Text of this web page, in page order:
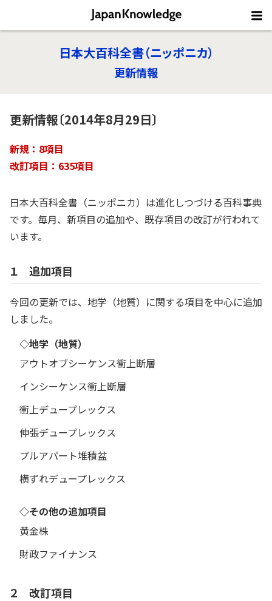
日本大百科全書（ニッポニカ）
更新情報
更新情報〔2014年8月29日〕
新規：8項目
改訂項目：635項目
日本大百科全書（ニッポニカ）は進化しつづける百科事典
です。毎月、新項目の追加や、既存項目の改訂が行われて
います。
１ 追加項目
今回の更新では、地学（地質）に関する項目を中心に追加
しました。
◇地学（地質）
アウトオブシーケンス衝上断層
インシーケンス衝上断層
衝上デュープレックス
伸張デュープレックス
プルアパート堆積盆
横ずれデュープレックス
◇その他の追加項目
黄金株
財政ファイナンス
２ 改訂項目